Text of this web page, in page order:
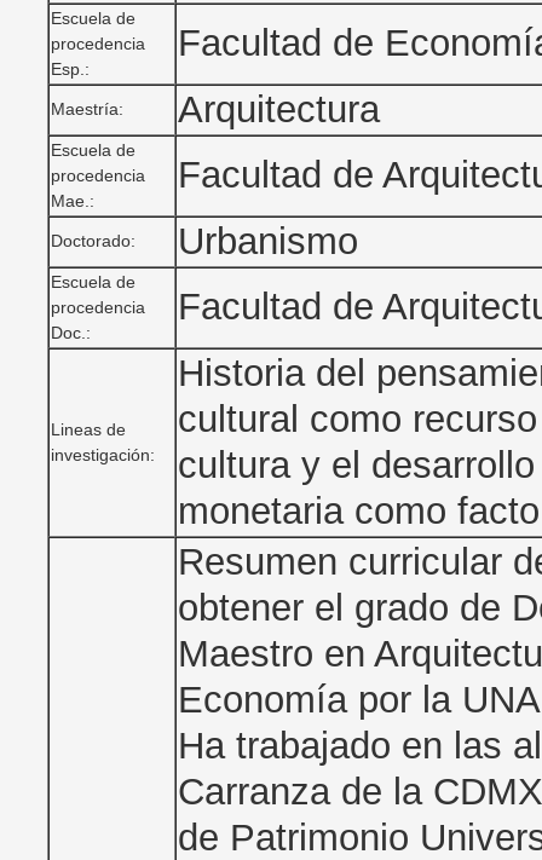
Escuela de
procedencia
Esp.:
Facultad de
Maestría: Arquitectura
Escuela de
procedencia
Mae.:
Facultad de
Doctorado: Urbanismo
Escuela de
procedencia
Doc.:
Facultad de
Lineas de
investigación:
Historia del
cultural como
cultura y el
monetaria como
Resumen curricular
obtener el grado de
Maestro en
Economía por la
Ha trabajado en las
Carranza de la
de Patrimonio